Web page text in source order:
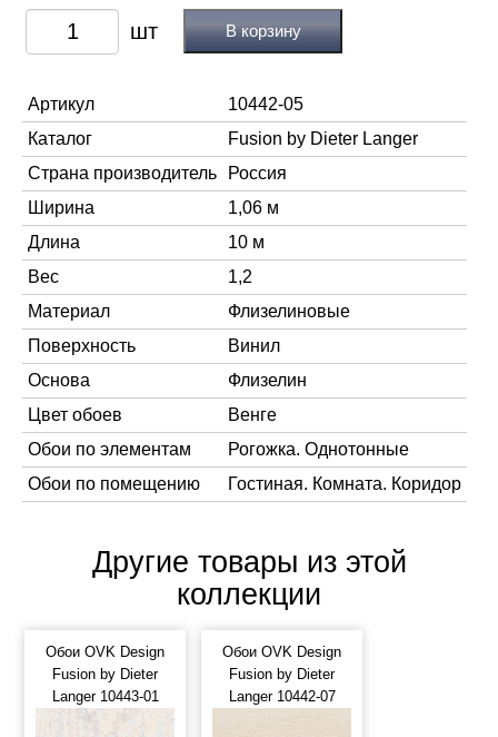
В корзину
Артикул
10442-05
Каталог
Fusion by Dieter Langer
Страна производитель
Россия
Ширина
1,06 м
Длина
10 м
Вес
1,2
Материал
Флизелиновые
Поверхность
Винил
Основа
Флизелин
Цвет обоев
Венге
Обои по элементам
Рогожка. Однотонные
Обои по помещению
Гостиная. Комната. Коридор
Другие товары из этой
коллекции
Обои OVK Design
Fusion by Dieter
Langer 10443-01
Обои OVK Design
Fusion by Dieter
Langer 10442-07